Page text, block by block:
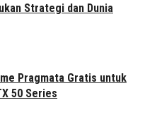
Strategi dan Dunia
Pragmata Gratis untuk
50 Series